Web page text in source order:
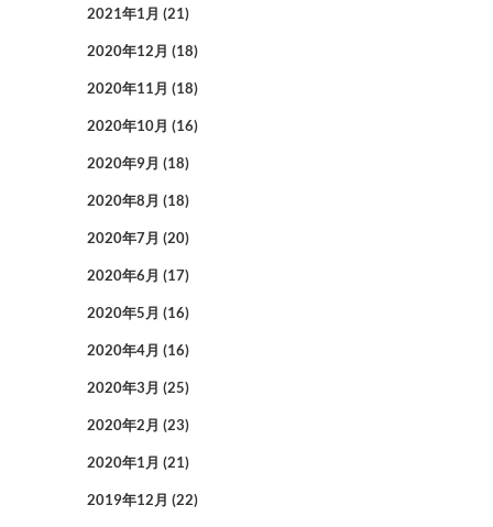
2021年1月 (21)
2020年12月 (18)
2020年11月 (18)
2020年10月 (16)
2020年9月 (18)
2020年8月 (18)
2020年7月 (20)
2020年6月 (17)
2020年5月 (16)
2020年4月 (16)
2020年3月 (25)
2020年2月 (23)
2020年1月 (21)
2019年12月 (22)